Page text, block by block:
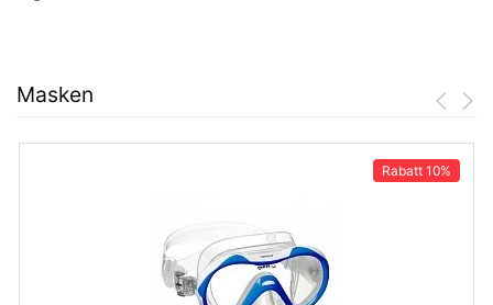
Masken
Rabatt 10%